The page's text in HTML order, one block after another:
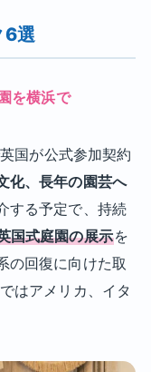
6選
を横浜で
国が公式参加契約
化、長年の園芸へ
する予定で、持続
国式庭園の展示を
の回復に向けた取
はアメリカ、イタ